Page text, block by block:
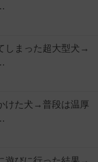
しまった超大型犬→
けた犬→普段は温厚